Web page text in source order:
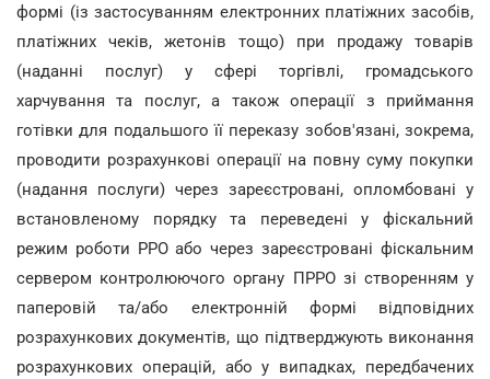
формі (із застосуванням електронних платіжних засобів,
платіжних чеків, жетонів тощо) при продажу товарів
(наданні послуг) у сфері торгівлі, громадського
харчування та послуг, а також операції з приймання
готівки для подальшого її переказу зобов'язані, зокрема,
проводити розрахункові операції на повну суму покупки
(надання послуги) через зареєстровані, опломбовані у
встановленому порядку та переведені у фіскальний
режим роботи РРО або через зареєстровані фіскальним
сервером контролюючого органу ПРРО зі створенням у
паперовій та/або електронній формі відповідних
розрахункових документів, що підтверджують виконання
розрахункових операцій, або у випадках, передбачених